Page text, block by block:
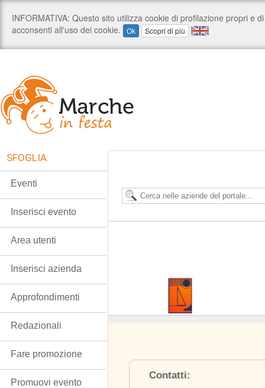
Contatti:
SFOGLIA:
Eventi
Inserisci evento
Area utenti
Inserisci azienda
Approfondimenti
Redazionali
Fare promozione
Promuovi evento